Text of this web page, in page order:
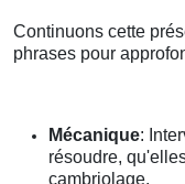
Continuons cette
phrases pour
Mécanique:
résoudre,
cambriolage.